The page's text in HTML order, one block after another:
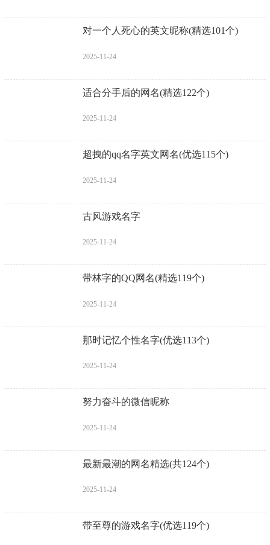
对一个人死心的英文昵称(精选101个)
2025-11-24
适合分手后的网名(精选122个)
2025-11-24
超拽的qq名字英文网名(优选115个)
2025-11-24
古风游戏名字
2025-11-24
带林字的QQ网名(精选119个)
2025-11-24
那时记忆个性名字(优选113个)
2025-11-24
努力奋斗的微信昵称
2025-11-24
最新最潮的网名精选(共124个)
2025-11-24
带至尊的游戏名字(优选119个)